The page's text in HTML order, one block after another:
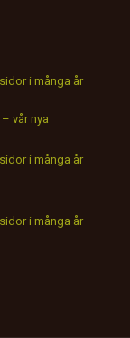
i många år
vår nya
i många år
i många år